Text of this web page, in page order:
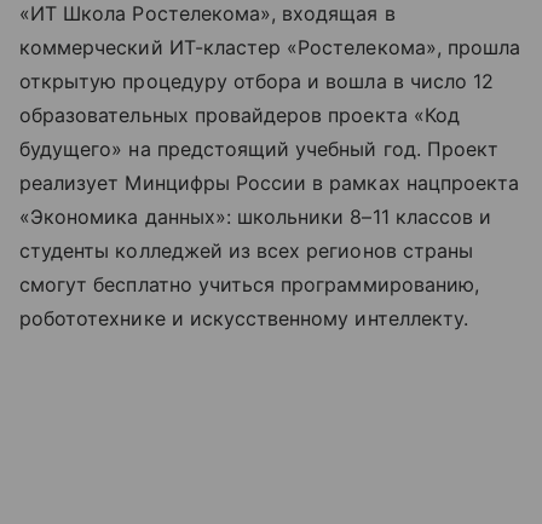
«ИТ Школа Ростелекома», входящая в
коммерческий ИТ-кластер «Ростелекома», прошла
открытую процедуру отбора и вошла в число 12
образовательных провайдеров проекта «Код
будущего» на предстоящий учебный год. Проект
реализует Минцифры России в рамках нацпроекта
«Экономика данных»: школьники 8–11 классов и
студенты колледжей из всех регионов страны
смогут бесплатно учиться программированию,
робототехнике и искусственному интеллекту.